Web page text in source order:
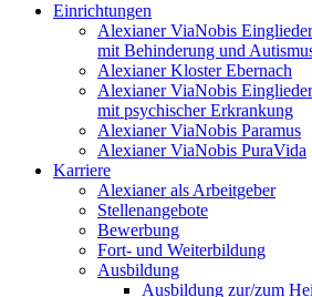
Einrichtungen
Alexianer ViaNobis
mit Behinderung und
Alexianer Kloster Ebernach
Alexianer ViaNobis
mit psychischer Erkrankung
Alexianer ViaNobis Paramus
Alexianer ViaNobis PuraVida
Karriere
Alexianer als Arbeitgeber
Stellenangebote
Bewerbung
Fort- und Weiterbildung
Ausbildung
Ausbildung zur/zum